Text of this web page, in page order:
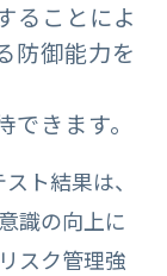
ることによ
防御能力を
きます。
スト結果は、
識の向上に
スク管理強